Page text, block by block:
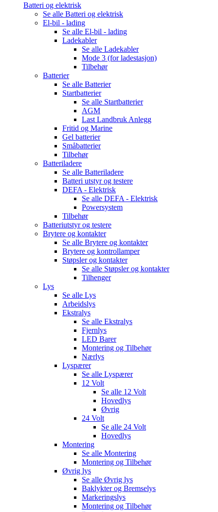
Batteri og elektrisk
Se alle Batteri og elektrisk
El-bil - lading
Se alle El-bil - lading
Ladekabler
Se alle Ladekabler
Mode 3 (for ladestasjon)
Tilbehør
Batterier
Se alle Batterier
Startbatterier
Se alle Startbatterier
AGM
Last Landbruk Anlegg
Fritid og Marine
Gel batterier
Småbatterier
Tilbehør
Batteriladere
Se alle Batteriladere
Batteri utstyr og testere
DEFA - Elektrisk
Se alle DEFA - Elektrisk
Powersystem
Tilbehør
Batteriutstyr og testere
Brytere og kontakter
Se alle Brytere og kontakter
Brytere og kontrollamper
Støpsler og kontakter
Se alle Støpsler og kontakter
Tilhenger
Lys
Se alle Lys
Arbeidslys
Ekstralys
Se alle Ekstralys
Fjernlys
LED Barer
Montering og Tilbehør
Nærlys
Lyspærer
Se alle Lyspærer
12 Volt
Se alle 12 Volt
Hovedlys
Øvrig
24 Volt
Se alle 24 Volt
Hovedlys
Montering
Se alle Montering
Montering og Tilbehør
Øvrig lys
Se alle Øvrig lys
Baklykter og Bremselys
Markeringslys
Montering og Tilbehør